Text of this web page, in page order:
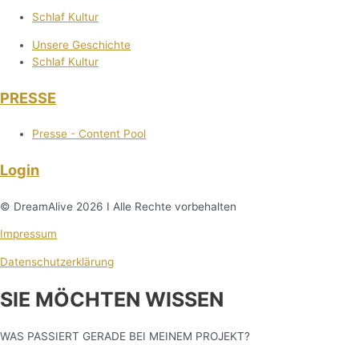
Schlaf Kultur
Unsere Geschichte
Schlaf Kultur
PRESSE
Presse - Content Pool
Login
© DreamAlive 2026 I Alle Rechte vorbehalten
Impressum
Datenschutzerklärung
SIE MÖCHTEN WISSEN
WAS PASSIERT GERADE BEI MEINEM PROJEKT?